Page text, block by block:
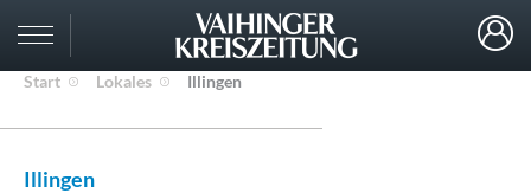
Start Lokales Illingen
Illingen